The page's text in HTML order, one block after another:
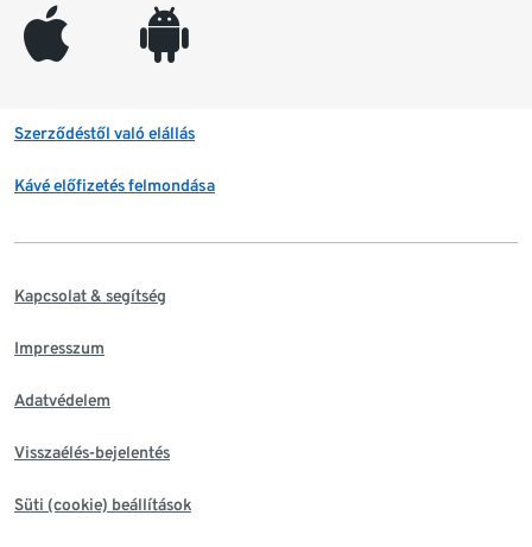
appleinc android
Szerződéstől való elállás
Kávé előfizetés felmondása
Kapcsolat & segítség
Impresszum
Adatvédelem
Visszaélés-bejelentés
Süti (cookie) beállítások